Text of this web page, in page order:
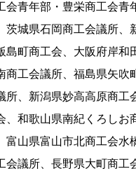
会青年部・豊栄商工会青
茨城県石岡商工会議所、
島町商工会、大阪府岸和
商工会議所、福島県矢吹
所、新潟県妙高高原商工
、和歌山県南紀くろしお
富山県富山市北商工会水
会議所、長野県大町商工